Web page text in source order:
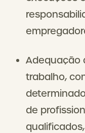
Adequação
trabalho,
de